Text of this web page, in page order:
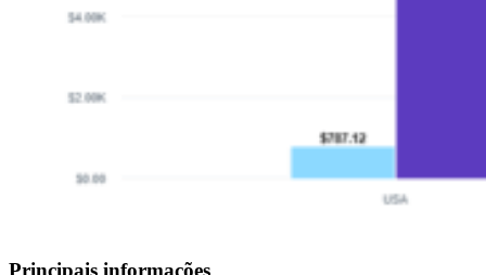
Principais informações